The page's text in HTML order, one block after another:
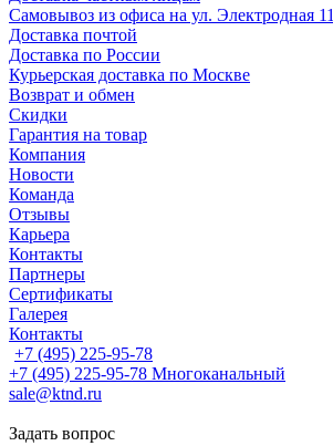
Самовывоз из офиса на ул. Электродная 11
Доставка почтой
Доставка по России
Курьерская доставка по Москве
Возврат и обмен
Скидки
Гарантия на товар
Компания
Новости
Команда
Отзывы
Карьера
Контакты
Партнеры
Сертификаты
Галерея
Контакты
+7 (495) 225-95-78
+7 (495) 225-95-78 Многоканальный
sale@ktnd.ru
Задать вопрос